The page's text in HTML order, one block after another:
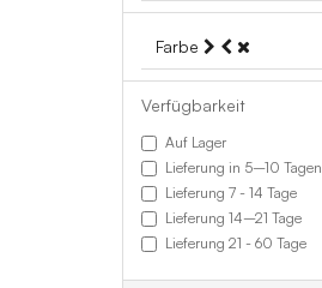
Farbe
Verfügbarkeit
Auf Lager
Lieferung in 5–10 Tagen
Lieferung 7 - 14 Tage
Lieferung 14–21 Tage
Lieferung 21 - 60 Tage